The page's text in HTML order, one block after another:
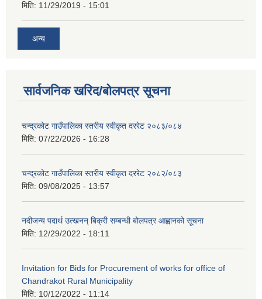
मिति: 11/29/2019 - 15:01
अन्य
सार्वजनिक खरिद/बोलपत्र सूचना
चन्द्रकोट गाउँपालिका स्तरीय स्वीकृत दररेट २०८३/०८४
मिति: 07/22/2026 - 16:28
चन्द्रकोट गाउँपालिका स्तरीय स्वीकृत दररेट २०८२/०८३
मिति: 09/08/2025 - 13:57
नदीजन्य पदार्थ उत्खनन् बिक्री सम्बन्धी बोलपत्र आह्वानको सूचना
मिति: 12/29/2022 - 18:11
Invitation for Bids for Procurement of works for office of
Chandrakot Rural Municipality
मिति: 10/12/2022 - 11:14